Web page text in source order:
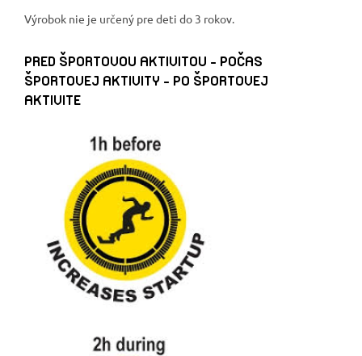
Výrobok nie je určený pre deti do 3 rokov.
PRED ŠPORTOVOU AKTIVITOU - POČAS
ŠPORTOVEJ AKTIVITY - PO ŠPORTOVEJ
AKTIVITE